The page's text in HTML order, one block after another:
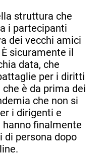
struttura che
i partecipanti
dei vecchi amici
sicuramente il
data, che
per i diritti
è da prima dei
che non si
i dirigenti e
finalmente
di persona dopo